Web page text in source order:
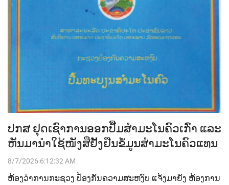
ປກສ ຢຸດເຊົາການອອກປື້ມສຳມະໂນຄົວເກົ່າ ແລະ
ຫັນມານຳໃຊ້ໜັງສືຢັ້ງຢືນຂໍ້ມູນສຳມະໂນຄົວແທນ
8/7/2026 6:12:32 AM
ຫ້ອງວ່າການກະຊວງ ປ້ອງກັນຄວາມສະຫງົບ ແຈ້ງມາຍັງ ຫ້ອງການ